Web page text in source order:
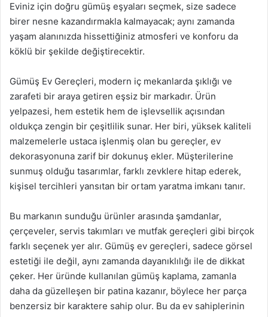
Eviniz için doğru gümüş eşyaları seçmek, size sadece
birer nesne kazandırmakla kalmayacak; aynı zamanda
yaşam alanınızda hissettiğiniz atmosferi ve konforu da
köklü bir şekilde değiştirecektir.
Gümüş Ev Gereçleri, modern iç mekanlarda şıklığı ve
zarafeti bir araya getiren eşsiz bir markadır. Ürün
yelpazesi, hem estetik hem de işlevsellik açısından
oldukça zengin bir çeşitlilik sunar. Her biri, yüksek kaliteli
malzemelerle ustaca işlenmiş olan bu gereçler, ev
dekorasyonuna zarif bir dokunuş ekler. Müşterilerine
sunmuş olduğu tasarımlar, farklı zevklere hitap ederek,
kişisel tercihleri yansıtan bir ortam yaratma imkanı tanır.
Bu markanın sunduğu ürünler arasında şamdanlar,
çerçeveler, servis takımları ve mutfak gereçleri gibi birçok
farklı seçenek yer alır. Gümüş ev gereçleri, sadece görsel
estetiği ile değil, aynı zamanda dayanıklılığı ile de dikkat
çeker. Her üründe kullanılan gümüş kaplama, zamanla
daha da güzelleşen bir patina kazanır, böylece her parça
benzersiz bir karaktere sahip olur. Bu da ev sahiplerinin